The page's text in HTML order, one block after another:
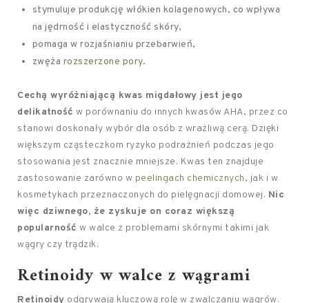
stymuluje produkcję włókien kolagenowych, co wpływa
na jędrność i elastyczność skóry,
pomaga w rozjaśnianiu przebarwień,
zwęża rozszerzone pory.
Cechą wyróżniającą kwas migdałowy jest jego
delikatność w porównaniu do innych kwasów AHA, przez co
stanowi doskonały wybór dla osób z wrażliwą cerą. Dzięki
większym cząsteczkom ryzyko podrażnień podczas jego
stosowania jest znacznie mniejsze. Kwas ten znajduje
zastosowanie zarówno w peelingach chemicznych, jak i w
kosmetykach przeznaczonych do pielęgnacji domowej. Nic
więc dziwnego, że zyskuje on coraz większą
popularność w walce z problemami skórnymi takimi jak
wągry czy trądzik.
Retinoidy w walce z wągrami
Retinoidy odgrywają kluczową rolę w zwalczaniu wągrów.